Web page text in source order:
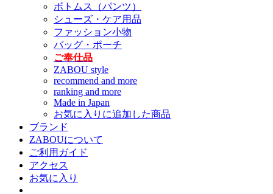
ボトムス（パンツ）
シューズ・ケア用品
ファッション小物
バッグ・ポーチ
ご奉仕品
ZABOU style
recommend and more
ranking and more
Made in Japan
お気に入りに追加した商品
ブランド
ZABOUについて
ご利用ガイド
アクセス
お気に入り